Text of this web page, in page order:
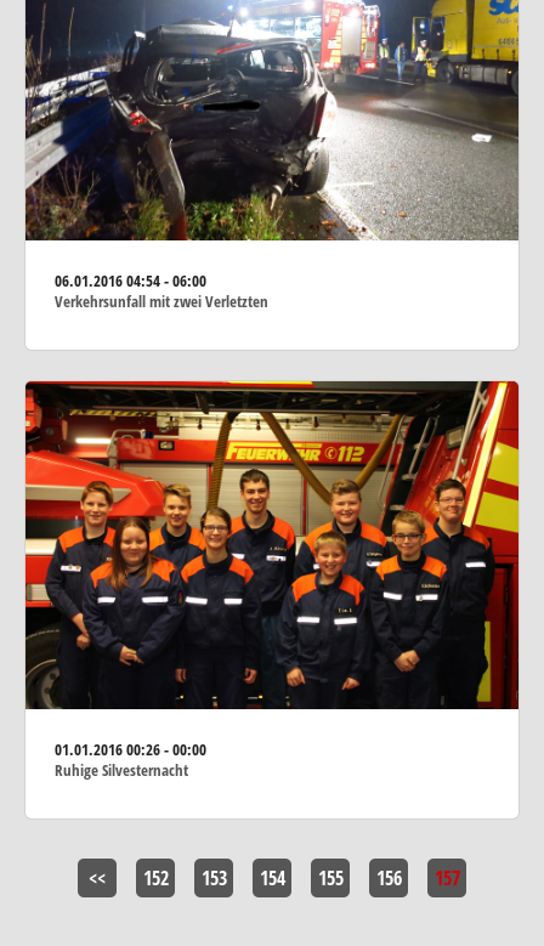
06.01.201604:54 - 06:00
Verkehrsunfall mit zwei Verletzten
01.01.201600:26 - 00:00
Ruhige Silvesternacht
<< 152 153 154 155 156 157